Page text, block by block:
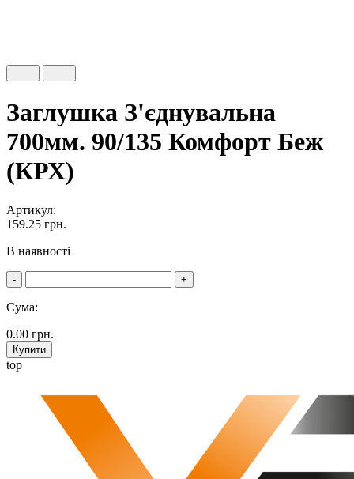
Заглушка З'єднувальна
700мм. 90/135 Комфорт Беж
(КРХ)
Артикул:
159.25 грн.
В наявності
- +
Сума:
0.00 грн.
Купити
top